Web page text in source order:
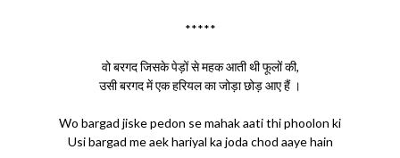
*****
वो बरगद जिसके पेड़ों से महक आती थी फूलों की,
उसी बरगद में एक हरियल का जोड़ा छोड़ आए हैं ।
Wo bargad jiske pedon se mahak aati thi phoolon ki
Usi bargad me aek hariyal ka joda chod aaye hain